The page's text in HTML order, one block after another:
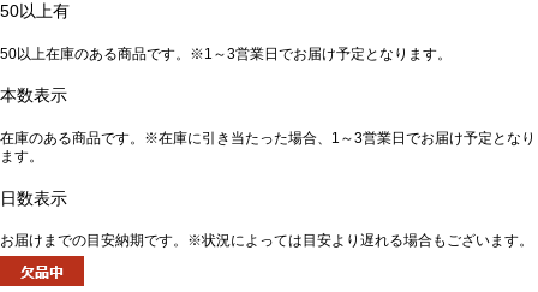
50以上有
50以上在庫のある商品です。※1～3営業日でお届け予定となります。
本数表示
在庫のある商品です。※在庫に引き当たった場合、1～3営業日でお届け予定となり
ます。
日数表示
お届けまでの目安納期です。※状況によっては目安より遅れる場合もございます。